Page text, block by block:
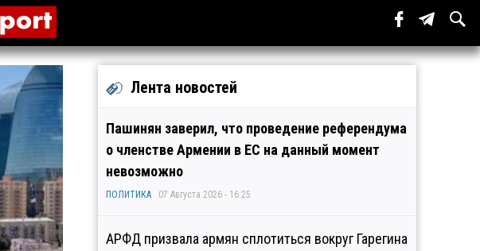
Лента новостей
Пашинян заверил, что проведение референдума
о членстве Армении в ЕС на данный момент
невозможно
ПОЛИТИКА 07 Августа 2026 - 16:25
АРФД призвала армян сплотиться вокруг Гарегина